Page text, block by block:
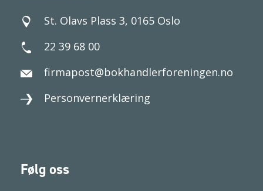
St. Olavs Plass 3, 0165 Oslo
22 39 68 00
firmapost@bokhandlerforeningen.no
Personvernerklæring
Følg oss